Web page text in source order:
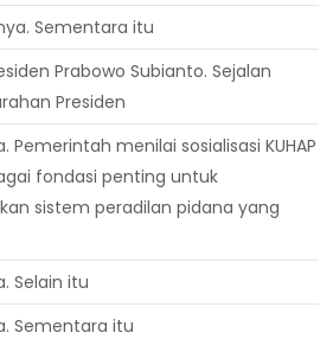
Sementara itu
Prabowo Subianto. Sejalan
Presiden
Pemerintah menilai sosialisasi KUHAP
fondasi penting untuk
sistem peradilan pidana yang
Selain itu
Sementara itu